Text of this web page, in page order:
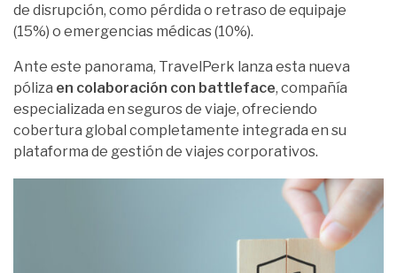
de disrupción, como pérdida o retraso de equipaje
(15%) o emergencias médicas (10%).
Ante este panorama, TravelPerk lanza esta nueva
póliza en colaboración con battleface, compañía
especializada en seguros de viaje, ofreciendo
cobertura global completamente integrada en su
plataforma de gestión de viajes corporativos.